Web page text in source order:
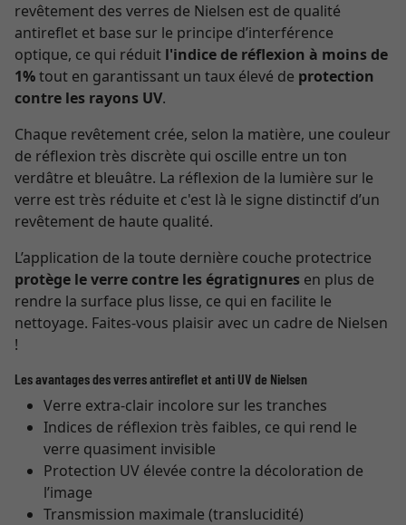
revêtement des verres de Nielsen est de qualité
antireflet et base sur le principe d’interférence
optique, ce qui réduit l'indice de réflexion à moins de
1%tout en garantissant un taux élevé de protection
contre les rayons UV.
Chaque revêtement crée, selon la matière, une couleur
de réflexion très discrète qui oscille entre un ton
verdâtre et bleuâtre. La réflexion de la lumière sur le
verre est très réduite et c'est là le signe distinctif d’un
revêtement de haute qualité.
L’application de la toute dernière couche protectrice
protège le verre contre les égratignures en plus de
rendre la surface plus lisse, ce qui en facilite le
nettoyage. Faites-vous plaisir avec un cadre de Nielsen
!
Les avantages des verres antireflet et anti UV de Nielsen
Verre extra-clair incolore sur les tranches
Indices de réflexion très faibles, ce qui rend le
verre quasiment invisible
Protection UV élevée contre la décoloration de
l’image
Transmission maximale (translucidité)